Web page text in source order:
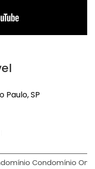
Paulo, SP
Condomínio One